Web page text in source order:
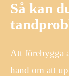
Så kan
Att förebygga
hand om att